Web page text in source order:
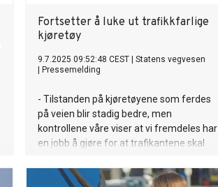
Fortsetter å luke ut trafikkfarlige
kjøretøy
9.7.2025 09:52:48 CEST
Statens vegvesen
Pressemelding
- Tilstanden på kjøretøyene som ferdes
på veien blir stadig bedre, men
kontrollene våre viser at vi fremdeles har
en jobb å gjøre for at trafikantene skal